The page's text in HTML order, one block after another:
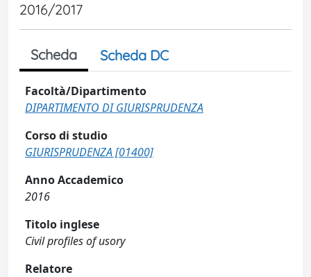
2016/2017
Scheda Scheda DC
Facoltà/Dipartimento
DIPARTIMENTO DI GIURISPRUDENZA
Corso di studio
GIURISPRUDENZA [01400]
Anno Accademico
2016
Titolo inglese
Civil profiles of usory
Relatore